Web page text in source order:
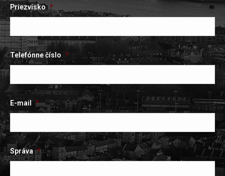
okne
Priezvisko *
Telefónne číslo *
E-mail *
Správa *